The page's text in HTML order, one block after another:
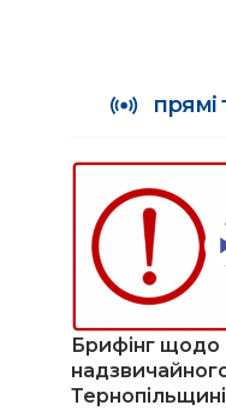
прямі
Брифінг щодо